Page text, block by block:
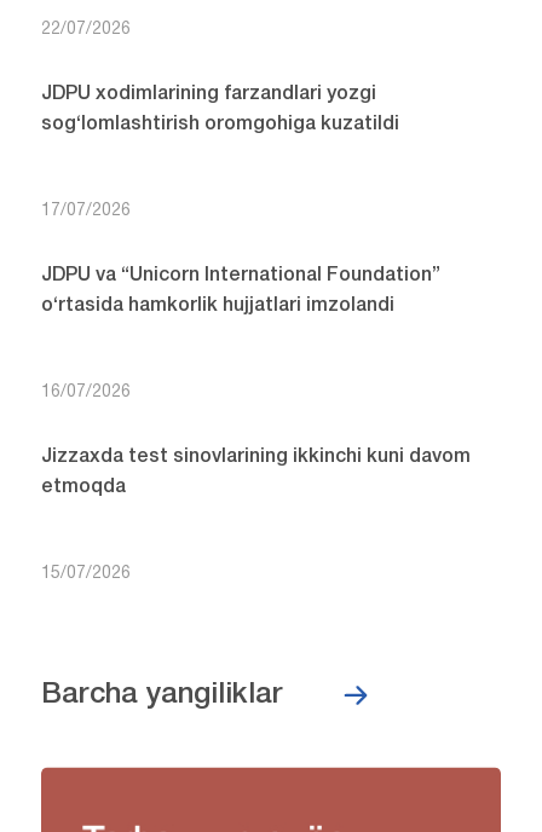
22/07/2026
JDPU xodimlarining farzandlari yozgi
sog‘lomlashtirish oromgohiga kuzatildi
17/07/2026
JDPU va “Unicorn International Foundation”
o‘rtasida hamkorlik hujjatlari imzolandi
16/07/2026
Jizzaxda test sinovlarining ikkinchi kuni davom
etmoqda
15/07/2026
Barcha yangiliklar